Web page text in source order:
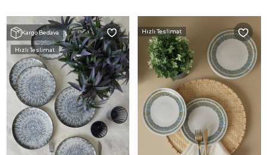
Kargo Bedava
Hızlı Teslimat
Hızlı Teslimat